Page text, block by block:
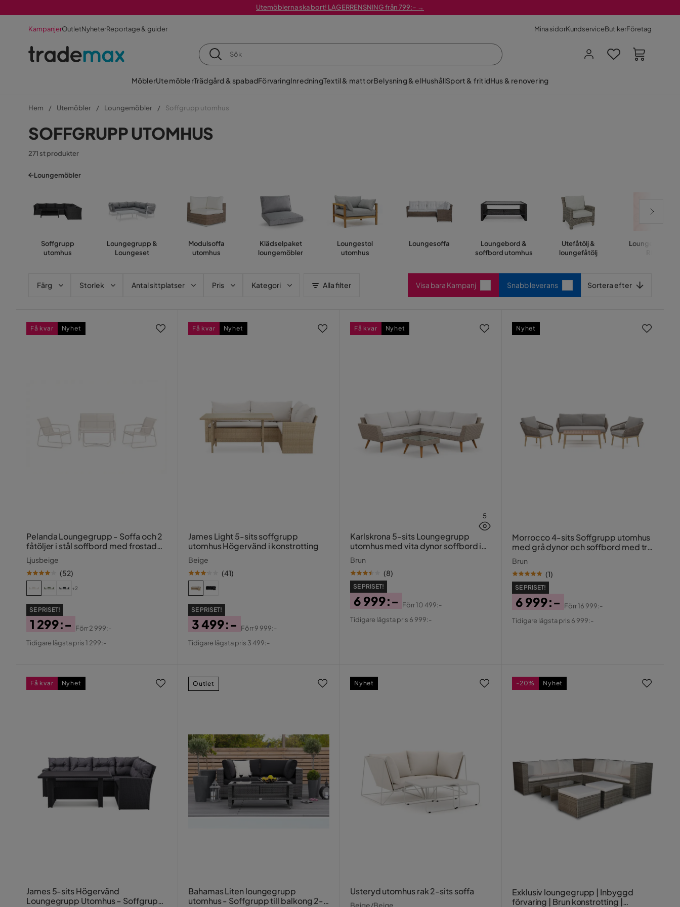
Utemöblerna ska bort! LAGERRENSNING från 799:– →
KampanjerOutletNyheterReportage & guider Mina sidorKundserviceButikerFöretag
MöblerUtemöblerTrädgård & spabadFörvaringInredningTextil & mattorBelysning & elHushållSport & fritidHus & renovering
Hem Utemöbler Loungemöbler Soffgrupp utomhus
SOFFGRUPP UTOMHUS
271 st produkter
Loungemöbler
Soffgrupp
utomhus
Loungegrupp &
Loungeset
Modulsoffa
utomhus
Klädselpaket
loungemöbler
Loungestol
utomhus
Loungesoffa
Loungebord &
soffbord utomhus
Utefåtölj &
loungefåtölj
Loungemöbler
REA
Färg Storlek Antal sittplatser Pris Kategori Alla filter Visa bara Kampanj Snabb leverans Sortera efter
Pelanda Loungegrupp - Soffa och 2
fåtöljer i stål soffbord med frostad
glasskiva
Ljusbeige
(52)
+2
SE PRISET!
Pris
1 299:-
Original
Förr2 999:-
Tidigare lägsta pris 1 299:-
Få kvar Nyhet
James Light 5-sits soffgrupp
utomhus Högervänd i konstrotting
Beige
(41)
SE PRISET!
Pris
3 499:-
Original
Förr9 999:-
Tidigare lägsta pris 3 499:-
Få kvar Nyhet
5
Karlskrona 5-sits Loungegrupp
utomhus med vita dynor soffbord i
konstrotting med glasskiva
Brun
(8)
SE PRISET!
Pris
6 999:-
Original
Förr10 499:-
Tidigare lägsta pris 6 999:-
Få kvar Nyhet
Morrocco 4-sits Soffgrupp utomhus
med grå dynor och soffbord med trä
utseende
Brun
(1)
SE PRISET!
Pris
6 999:-
Original
Förr16 999:-
Tidigare lägsta pris 6 999:-
Nyhet
James 5-sits Högervänd
Loungegrupp Utomhus – Soffgrupp
Få kvar Nyhet
Bahamas Liten loungegrupp
utomhus - Soffgrupp till balkong 2-
Outlet
Usteryd utomhus rak 2-sits soffa
Beige/Beige
Nyhet
Exklusiv loungegrupp | Inbyggd
förvaring | Brun konstrotting |
-20% Nyhet